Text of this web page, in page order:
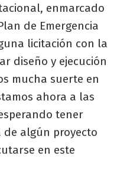
enmarcado
de Emergencia
licitación con la
diseño y ejecución
mucha suerte en
ahora a las
tener
algún proyecto
en este